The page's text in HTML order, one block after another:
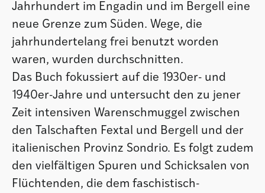
Jahrhundert im Engadin und im Bergell eine
neue Grenze zum Süden. Wege, die
jahrhundertelang frei benutzt worden
waren, wurden durchschnitten.
Das Buch fokussiert auf die 1930er- und
1940er-Jahre und untersucht den zu jener
Zeit intensiven Warenschmuggel zwischen
den Talschaften Fextal und Bergell und der
italienischen Provinz Sondrio. Es folgt zudem
den vielfältigen Spuren und Schicksalen von
Flüchtenden, die dem faschistisch-